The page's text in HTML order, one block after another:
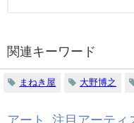
関連キーワード
まねき屋 大野博之
アート 注目アーティ